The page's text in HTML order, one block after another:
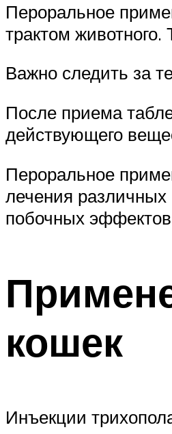
Пероральное
трактом
Важно следить за
После приема
действующего
Пероральное
лечения
побочных
кошек
Инъекции